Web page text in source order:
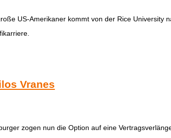
US-Amerikaner kommt von der Rice University
Vranes
zogen nun die Option auf eine